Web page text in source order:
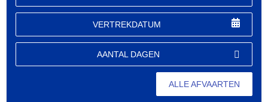
VERTREKDATUM
AANTAL DAGEN
ALLE AFVAARTEN